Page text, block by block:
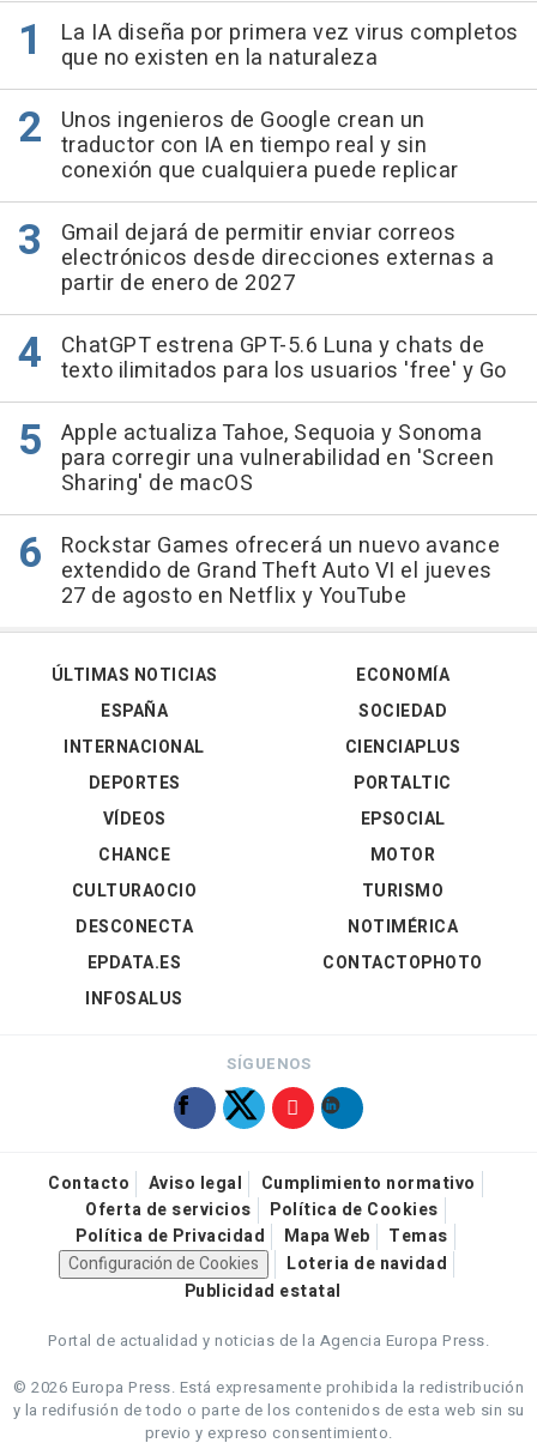
La IA diseña por primera vez virus completos
que no existen en la naturaleza
Unos ingenieros de Google crean un
traductor con IA en tiempo real y sin
conexión que cualquiera puede replicar
Gmail dejará de permitir enviar correos
electrónicos desde direcciones externas a
partir de enero de 2027
ChatGPT estrena GPT-5.6 Luna y chats de
texto ilimitados para los usuarios 'free' y Go
Apple actualiza Tahoe, Sequoia y Sonoma
para corregir una vulnerabilidad en 'Screen
Sharing' de macOS
Rockstar Games ofrecerá un nuevo avance
extendido de Grand Theft Auto VI el jueves
27 de agosto en Netflix y YouTube
ÚLTIMAS NOTICIAS
ESPAÑA
INTERNACIONAL
DEPORTES
VÍDEOS
ECONOMÍA
SOCIEDAD
CIENCIAPLUS
PORTALTIC
EPSOCIAL
CHANCE
CULTURAOCIO
DESCONECTA
EPDATA.ES
INFOSALUS
MOTOR
TURISMO
NOTIMÉRICA
CONTACTOPHOTO
SÍGUENOS
Contacto Aviso legal
Cumplimiento normativo
Oferta de servicios
Política de Cookies
Política de Privacidad
Mapa Web
Temas
Configuración de Cookies
Loteria de navidad
Publicidad estatal
Portal de actualidad y noticias de la Agencia Europa Press.
© 2026 Europa Press. Está expresamente prohibida la redistribución
y la redifusión de todo o parte de los contenidos de esta web sin su
previo y expreso consentimiento.